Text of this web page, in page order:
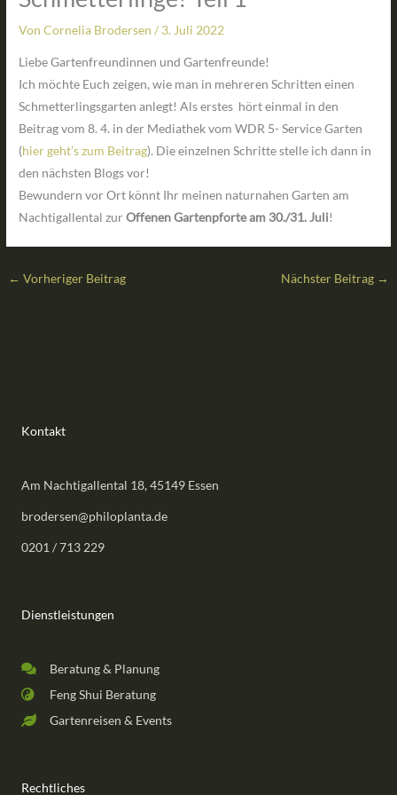
VonCornelia Brodersen/ 3. Juli 2022
Liebe Gartenfreundinnen und Gartenfreunde!
Ich möchte Euch zeigen, wie man in mehreren Schritten einen
Schmetterlingsgarten anlegt! Als erstes hört einmal in den
Beitrag vom 8. 4. in der Mediathek vom WDR 5- Service Garten
(hier geht’s zum Beitrag). Die einzelnen Schritte stelle ich dann in
den nächsten Blogs vor!
Bewundern vor Ort könnt Ihr meinen naturnahen Garten am
Nachtigallental zurOffenen Gartenpforte am 30./31. Juli!
← Vorheriger Beitrag Nächster Beitrag →
Kontakt
Am Nachtigallental 18, 45149 Essen
brodersen@philoplanta.de
0201 / 713 229
Dienstleistungen
Beratung & Planung
Feng Shui Beratung
Gartenreisen & Events
Rechtliches